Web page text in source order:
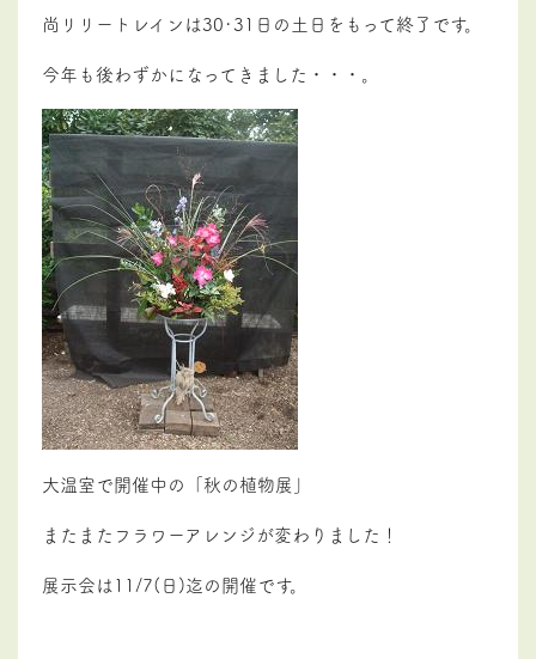
尚リリートレインは30･31日の土日をもって終了です。
今年も後わずかになってきました・・・。
大温室で開催中の「秋の植物展」
またまたフラワーアレンジが変わりました！
展示会は11/7(日)迄の開催です。